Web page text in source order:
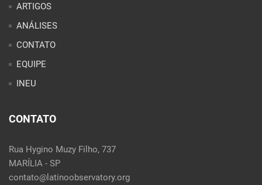
ARTIGOS
ANÁLISES
CONTATO
EQUIPE
INEU
CONTATO
Rua Hygino Muzy Filho, 737
MARÍLIA - SP
contato@latinoobservatory.org